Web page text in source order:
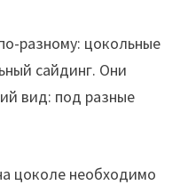
разному: цокольные
сайдинг. Они
вид: под разные
цоколе необходимо